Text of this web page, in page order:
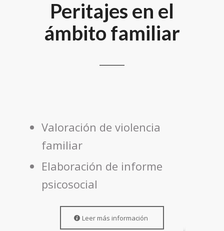
Peritajes en el
ámbito familiar
Valoración de violencia
familiar
Elaboración de informe
psicosocial
Leer más información